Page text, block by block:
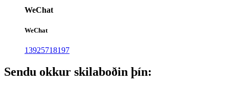
WeChat
WeChat
13925718197
Sendu okkur skilaboðin þín: